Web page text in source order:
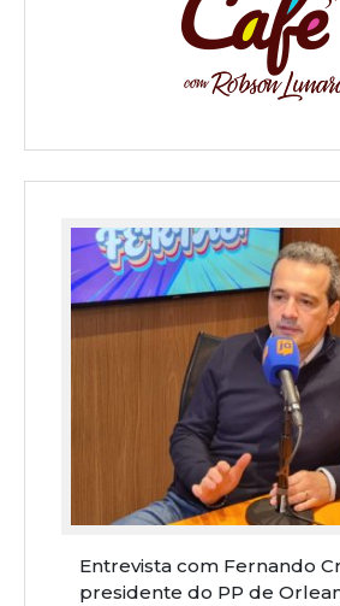
Entrevista com Fernando
presidente do PP de